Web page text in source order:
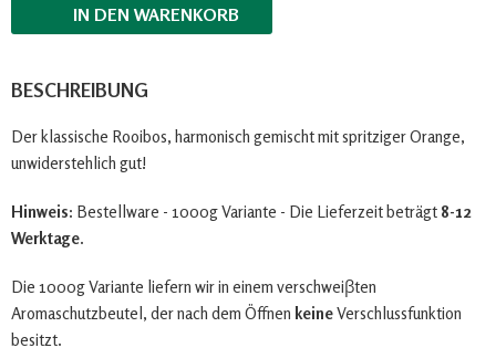
IN DEN WARENKORB
BESCHREIBUNG
Der klassische Rooibos, harmonisch gemischt mit spritziger Orange,
unwiderstehlich gut!
Hinweis: Bestellware - 1000g Variante - Die Lieferzeit beträgt 8-12
Werktage.
Die 1000g Variante liefern wir in einem verschweiβten
Aromaschutzbeutel, der nach dem Öffnen keineVerschlussfunktion
besitzt.